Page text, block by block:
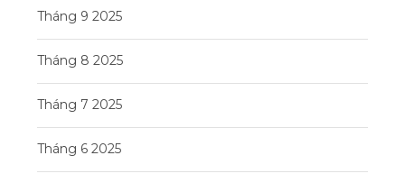
Tháng 9 2025
Tháng 8 2025
Tháng 7 2025
Tháng 6 2025